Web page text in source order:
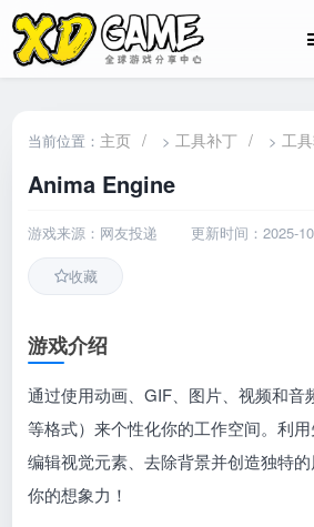
当前位置： 主页 / >工具补丁 / >工
Anima Engine
游戏来源：网友投递 更新时间：2025-
收藏
游戏介绍
通过使用动画、GIF、图片、视频和音
等格式）来个性化你的工作空间。利
编辑视觉元素、去除背景并创造独特
你的想象力！